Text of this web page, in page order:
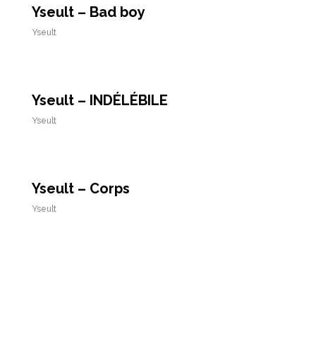
Yseult – Bad boy
Yseult
Yseult – INDÉLÉBILE
Yseult
Yseult – Corps
Yseult